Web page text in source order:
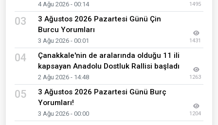
4 Ağu 2026 - 00:14 1495
03
3 Ağustos 2026 Pazartesi Günü Çin
Burcu Yorumları
3 Ağu 2026 - 00:01 1431
04
Çanakkale'nin de aralarında olduğu 11 ili
kapsayan Anadolu Dostluk Rallisi başladı
2 Ağu 2026 - 14:48 1263
05
3 Ağustos 2026 Pazartesi Günü Burç
Yorumları!
3 Ağu 2026 - 00:00 1204